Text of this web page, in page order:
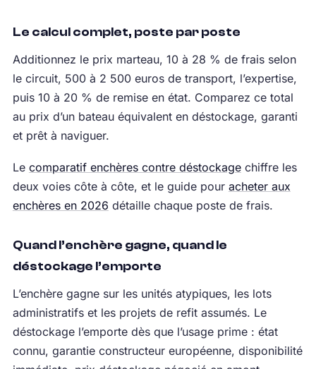
Le calcul complet, poste par poste
Additionnez le prix marteau, 10 à 28 % de frais selon
le circuit, 500 à 2 500 euros de transport, l’expertise,
puis 10 à 20 % de remise en état. Comparez ce total
au prix d’un bateau équivalent en déstockage, garanti
et prêt à naviguer.
Le comparatif enchères contre déstockagechiffre les
deux voies côte à côte, et le guide pour acheter aux
enchères en 2026 détaille chaque poste de frais.
Quand l’enchère gagne, quand le
déstockage l’emporte
L’enchère gagne sur les unités atypiques, les lots
administratifs et les projets de refit assumés. Le
déstockage l’emporte dès que l’usage prime : état
connu, garantie constructeur européenne, disponibilité